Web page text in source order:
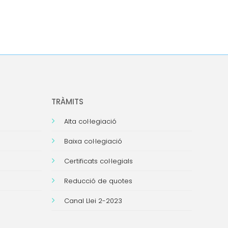
TRÀMITS
Alta col·legiació
Baixa col·legiació
Certificats col·legials
Reducció de quotes
Canal Llei 2-2023